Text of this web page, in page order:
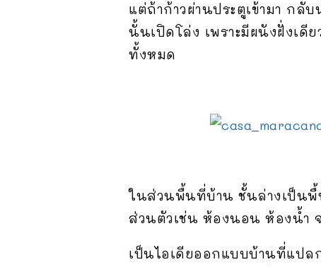
แต่ถ้าก้าวผ่านประตูเข้ามา กลั
นั้นเปิดโล่ง เพราะมีผนังฝั่งเ
ทั้งหมด
ในส่วนพื้นที่บ้าน ชั้นล่างเป็น
ส่วนตัวเช่น ห้องนอน ห้องน้ำ
เป็นไอเดียออกแบบบ้านที่แป